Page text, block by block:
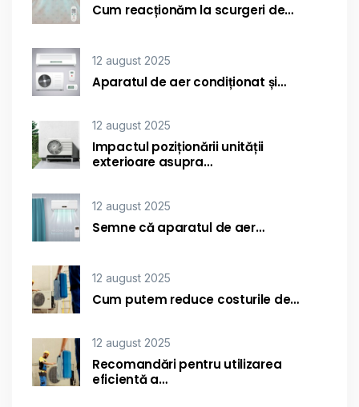
Cum reacționăm la scurgeri de…
12 august 2025
Aparatul de aer condiționat și…
12 august 2025
Impactul poziționării unității
exterioare asupra…
12 august 2025
Semne că aparatul de aer…
12 august 2025
Cum putem reduce costurile de…
12 august 2025
Recomandări pentru utilizarea
eficientă a…